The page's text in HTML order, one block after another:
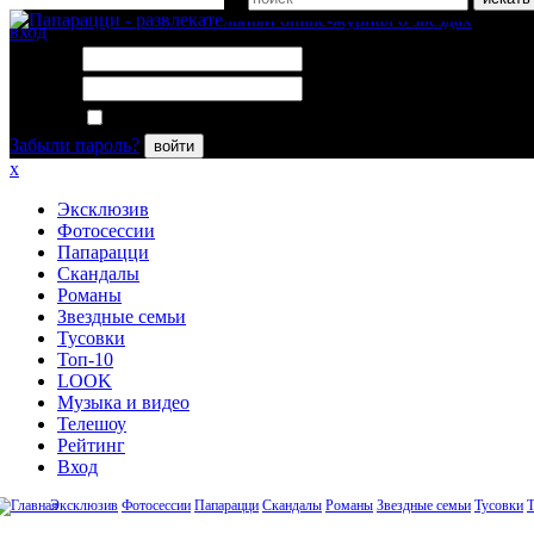
вход
Забыли пароль?
войти
x
Эксклюзив
Фотосессии
Папарацци
Скандалы
Романы
Звездные семьи
Тусовки
Топ-10
LOOK
Музыка и видео
Телешоу
Рейтинг
Вход
Эксклюзив Фотосессии Папарацци Скандалы Романы Звездные семьи Тусовки